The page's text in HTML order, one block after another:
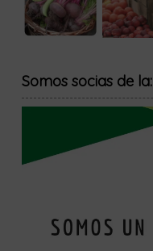
Somos socias de la: